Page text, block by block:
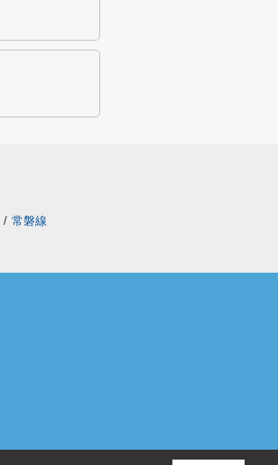
/ 常磐線